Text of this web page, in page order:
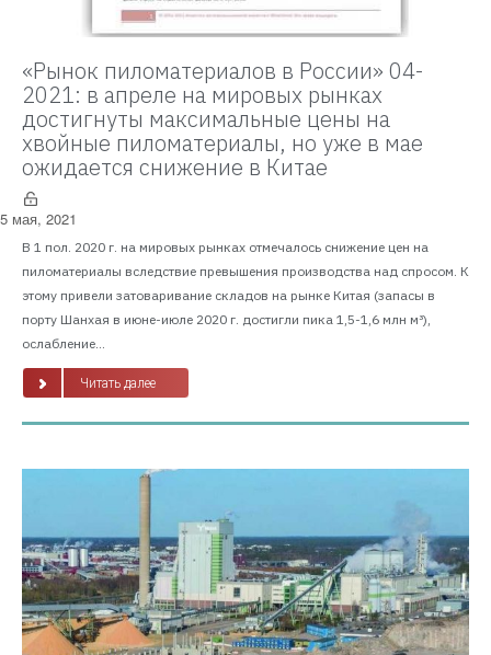
«Рынок пиломатериалов в России» 04-
2021: в апреле на мировых рынках
достигнуты максимальные цены на
хвойные пиломатериалы, но уже в мае
ожидается снижение в Китае
5 мая, 2021
В 1 пол. 2020 г. на мировых рынках отмечалось снижение цен на
пиломатериалы вследствие превышения производства над спросом. К
этому привели затоваривание складов на рынке Китая (запасы в
порту Шанхая в июне-июле 2020 г. достигли пика 1,5-1,6 млн м³),
ослабление...
Читать далее